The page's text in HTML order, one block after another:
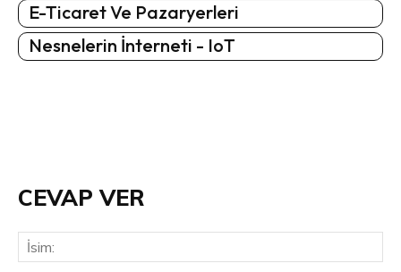
E-Ticaret Ve Pazaryerleri
Nesnelerin İnterneti - IoT
CEVAP VER